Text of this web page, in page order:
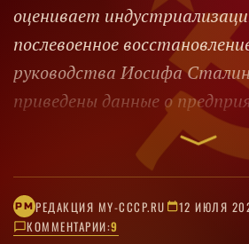
оценивает
послевоенное
руководства Иосифа
приведены данные о
промышленном выпуске,
образовании и крупных
РM РЕДАКЦИЯ MY-CCCP.RU 12 ИЮЛЯ
КОММЕНТАРИИ:9